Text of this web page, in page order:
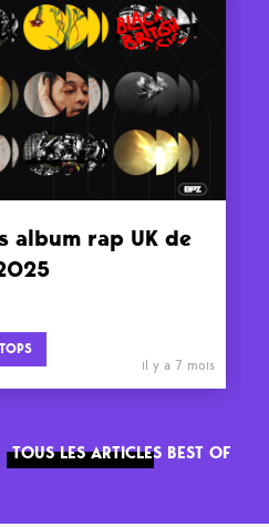
album rap UK de
TOPS
il y a 7 mois
TOUS LES ARTICLES BEST OF